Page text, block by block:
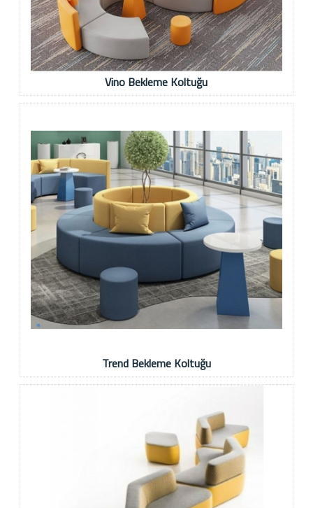
Vino Bekleme Koltuğu
Trend Bekleme Koltuğu